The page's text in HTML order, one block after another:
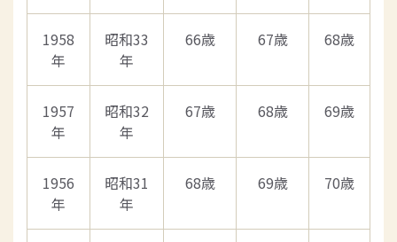
1958
年
昭和33
年
66歳 67歳 68歳
1957
年
昭和32
年
67歳 68歳 69歳
1956
年
昭和31
年
68歳 69歳 70歳